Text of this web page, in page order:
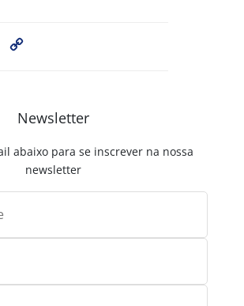
LinkedIn
Newsletter
abaixo para se inscrever na nossa
newsletter